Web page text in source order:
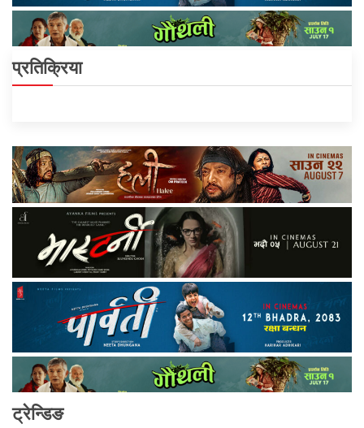
प्रतिक्रिया
ट्रेन्डिङ